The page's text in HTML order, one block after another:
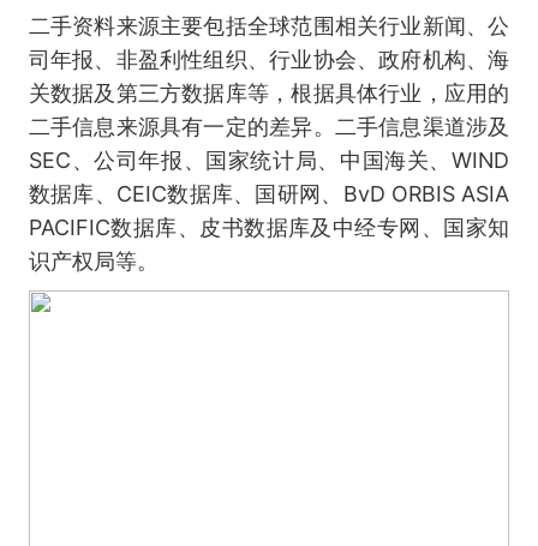
二手资料来源主要包括全球范围相关行业新闻、公
司年报、非盈利性组织、行业协会、政府机构、海
关数据及第三方数据库等，根据具体行业，应用的
二手信息来源具有一定的差异。二手信息渠道涉及
SEC、公司年报、国家统计局、中国海关、WIND
数据库、CEIC数据库、国研网、BvD ORBIS ASIA
PACIFIC数据库、皮书数据库及中经专网、国家知
识产权局等。